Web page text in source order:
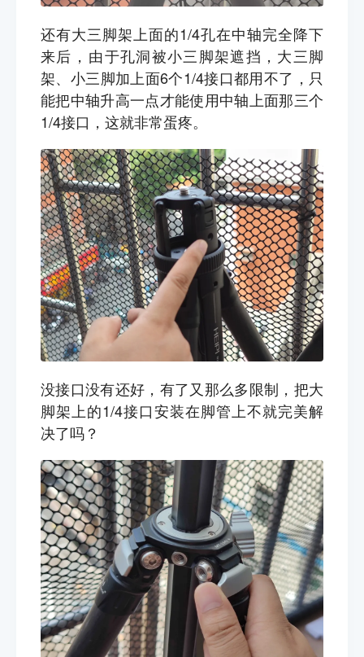
还有大三脚架上面的1/4孔在中轴完全降下
来后， 由于孔洞被小三脚架遮挡，大三脚
架、小三脚加上面6个1/4接口都用不了，只
能把中轴升高一点才能使用中轴上面那三个
1/4接口，这就非常蛋疼。
没接口没有还好，有了又那么多限制，把大
脚架上的1/4接口安装在脚管上不就完美解
决了吗？